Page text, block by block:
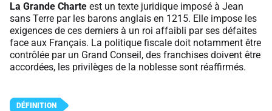
La Grande Charte est un texte juridique imposé à Jean
sans Terre par les barons anglais en 1215. Elle impose les
exigences de ces derniers à un roi affaibli par ses défaites
face aux Français. La politique fiscale doit notamment être
contrôlée par un Grand Conseil, des franchises doivent être
accordées, les privilèges de la noblesse sont réaffirmés.